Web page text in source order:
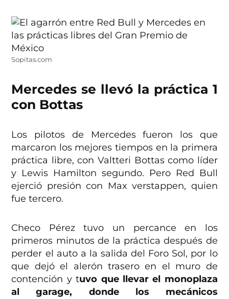
Sopitas.com
Mercedes se llevó la práctica 1
con Bottas
Los pilotos de Mercedes fueron los que
marcaron los mejores tiempos en la primera
práctica libre, con Valtteri Bottas como líder
y Lewis Hamilton segundo. Pero Red Bull
ejerció presión con Max verstappen, quien
fue tercero.
Checo Pérez tuvo un percance en los
primeros minutos de la práctica después de
perder el auto a la salida del Foro Sol, por lo
que dejó el alerón trasero en el muro de
contención y tuvo que llevar el monoplaza
al garage, donde los mecánicos